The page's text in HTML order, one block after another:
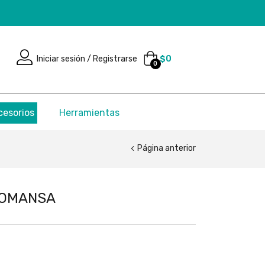
Iniciar sesión / Registrarse 0 $0
Herramientas
Página anterior